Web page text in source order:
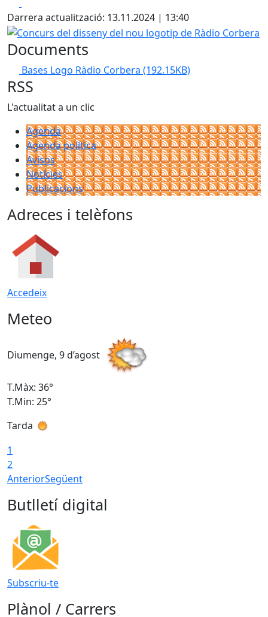
Darrera actualització: 13.11.2024 | 13:40
Concurs del disseny del nou logotip de Ràdio Corbera
Documents
Bases Logo Ràdio Corbera (192.15KB)
RSS
L'actualitat a un clic
Agenda
Agenda política
Avisos
Notícies
Publicacions
Adreces i telèfons
Accedeix
Meteo
Diumenge, 9 d’agost
T.Màx: 36°
T.Min: 25°
Tarda
1
2
AnteriorSegüent
Butlletí digital
Subscriu-te
Plànol / Carrers